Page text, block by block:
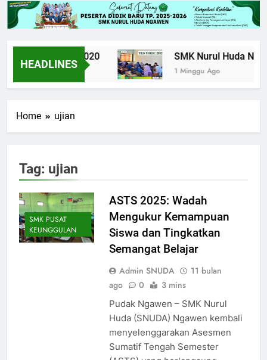
HEADLINES
UPK TKJ 2020
6 Tahun Ago
SMK Nurul Huda
1 Minggu Ago
Home ujian
Tag: ujian
SMK PUSAT
KEUNGGULAN
ASTS 2025: Wadah
Mengukur Kemampuan
Siswa dan Tingkatkan
Semangat Belajar
Admin SNUDA
11 bulan
ago
0 3 mins
Pudak Ngawen – SMK Nurul
Huda (SNUDA) Ngawen kembali
menyelenggarakan Asesmen
Sumatif Tengah Semester